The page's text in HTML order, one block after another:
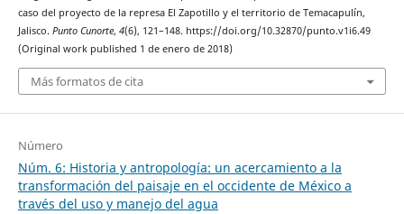
caso del proyecto de la represa El Zapotillo y el territorio de Temacapulín,
Jalisco. Punto Cunorte, 4(6), 121–148. https://doi.org/10.32870/punto.v1i6.49
(Original work published 1 de enero de 2018)
Más formatos de cita
Número
Núm. 6: Historia y antropología: un acercamiento a la
transformación del paisaje en el occidente de México a
través del uso y manejo del agua